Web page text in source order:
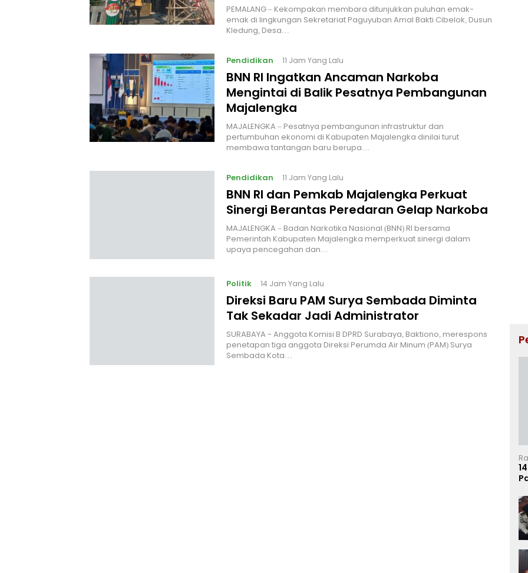
PEMALANG – Kekompakan membara ditunjukkan puluhan emak-
emak di lingkungan Sekretariat Paguyuban Amal Bakti Cibelok, Dusun
Kledung, Desa…
Pendidikan 11 Jam Yang Lalu
BNN RI Ingatkan Ancaman Narkoba
Mengintai di Balik Pesatnya Pembangunan
Majalengka
MAJALENGKA – Pesatnya pembangunan infrastruktur dan
pertumbuhan ekonomi di Kabupaten Majalengka dinilai turut
membawa tantangan baru berupa…
Pendidikan 11 Jam Yang Lalu
BNN RI dan Pemkab Majalengka Perkuat
Sinergi Berantas Peredaran Gelap Narkoba
MAJALENGKA – Badan Narkotika Nasional (BNN) RI bersama
Pemerintah Kabupaten Majalengka memperkuat sinergi dalam
upaya pencegahan dan…
Politik 14 Jam Yang Lalu
Direksi Baru PAM Surya Sembada Diminta
Tak Sekadar Jadi Administrator
‎SURABAYA - Anggota Komisi B DPRD Surabaya, Baktiono, merespons
penetapan tiga anggota Direksi Perumda Air Minum (PAM) Surya
Sembada Kota…